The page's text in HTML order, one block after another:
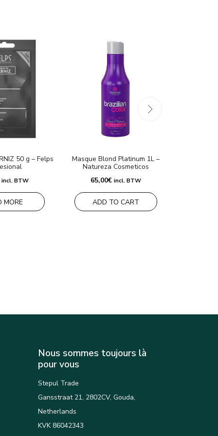
50 g – Felps
incl. BTW
MORE
Masque Blond Platinum 1L –
Natureza Cosmeticos
65,00€ incl. BTW
ADD TO CART
Nous sommes toujours là
pour vous
Stepul Trade
Gansstraat 21, 2802CV, Gouda,
Netherlands
KVK 86042343